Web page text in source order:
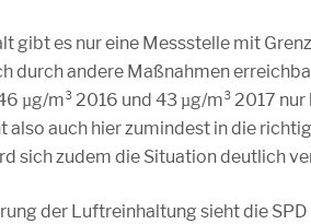
gibt es nur eine Messstelle mit
durch andere Maßnahmen
µg/m³ 2016 und 43 µg/m³ 2017
also auch hier zumindest in die
sich zudem die Situation deutlich
der Luftreinhaltung sieht die